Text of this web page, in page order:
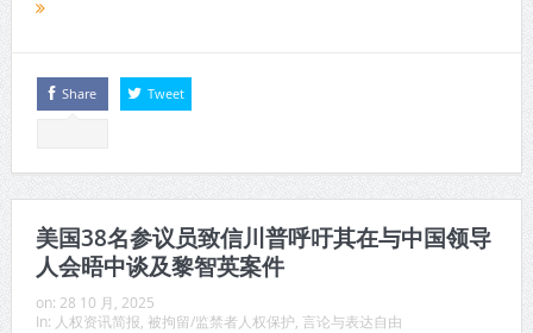
Share Tweet
美国38名参议员致信川普呼吁其在与中国领导
人会晤中谈及黎智英案件
on: 28 10 月, 2025
In: 人权资讯简报, 被拘留/监禁者人权保护, 言论与表达自由